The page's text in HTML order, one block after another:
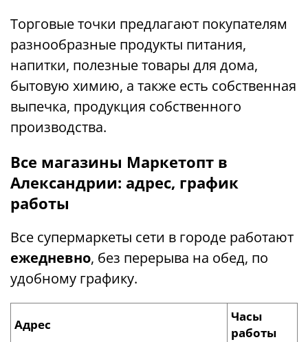
Торговые точки предлагают покупателям
разнообразные продукты питания,
напитки, полезные товары для дома,
бытовую химию, а также есть собственная
выпечка, продукция собственного
производства.
Все магазины Маркетопт в
Александрии: адрес, график
работы
Все супермаркеты сети в городе работают
ежедневно, без перерыва на обед, по
удобному графику.
Адрес
Часы
работы